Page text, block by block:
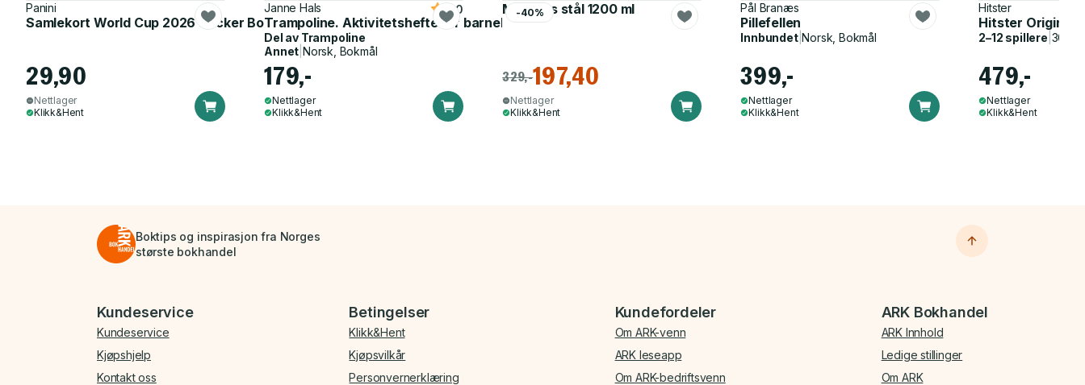
Panini
Samlekort World Cup 2026 Sticker Booster
29,90
Nettlager
Klikk&Hent
Janne Hals
Trampoline. Aktivitetshefte for barnehagen
5.0
Del av Trampoline
Annet Norsk, Bokmål
179,-
Nettlager
Klikk&Hent
-40%
Matboks stål 1200 ml
329,-197,40
Nettlager
Klikk&Hent
Pål Branæs
Pillefellen
Innbundet|Norsk, Bokmål
399,-
Nettlager
Klikk&Hent
Hitster
Hitster Original
2–12 spillere
479,-
Nettlager
Klikk&Hent
Boktips og inspirasjon fra Norges
største bokhandel
Bunnmeny
Kundeservice
Kundeservice
Kjøpshjelp
Kontakt oss
Betingelser
Klikk&Hent
Kjøpsvilkår
Personvernerklæring
Kundefordeler
Om ARK-venn
ARK leseapp
Om ARK-bedriftsvenn
ARK Bokhandel
ARK Innhold
Ledige stillinger
Om ARK